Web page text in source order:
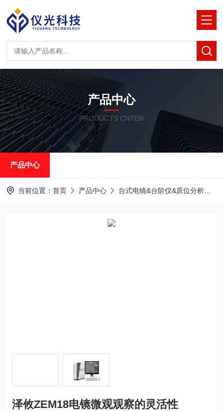
产品中心
PRODUCTS CNTER
产品中心
当前位置： 首页 产品中心 台式电镜&台阶仪&原位分析
泽攸ZEM18电镜微观观察的灵活性